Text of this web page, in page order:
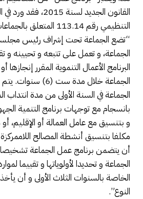
التنظيمي رقم 113.14
“تضع الجماعة تحت إشراف رئيس
الجماعة، و تعمل على تتبعه و تحيينه و
البرنامج الأعمال التنموية المقرر
الجماعة خلال مدة ست
الجماعة في السنة الأولى من مدة
بانسجام مع توجهات برنامج التنمية
و بتنسيق مع عامل العمالة أو الإقليم،
مكلفا بتنسيق أنشطة المصالح
أن يتضمن برنامج عمل الجماعة
الجماعة و تحديدا لأولوياتها و تقييما
الخاصة بالسنوات الثلاث الأولى و أن يأخذ
النوع”.